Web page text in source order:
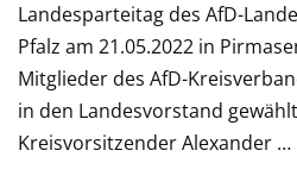
Landesparteitag des AfD-
Pfalz am 21.05.2022 in
Mitglieder des AfD-
in den Landesvorstand
Kreisvorsitzender Alexander …